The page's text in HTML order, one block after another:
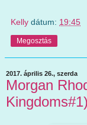
Kelly dátum: 19:45
Megosztás
2017. április 26., szerda
Morgan
Kingdoms#1)